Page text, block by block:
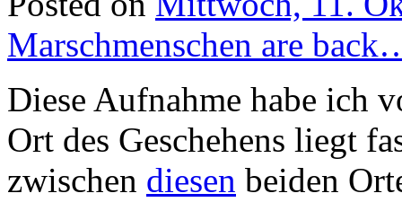
Marschmenschen are
Diese Aufnahme habe ich
Ort des Geschehens liegt
zwischen diesen beiden